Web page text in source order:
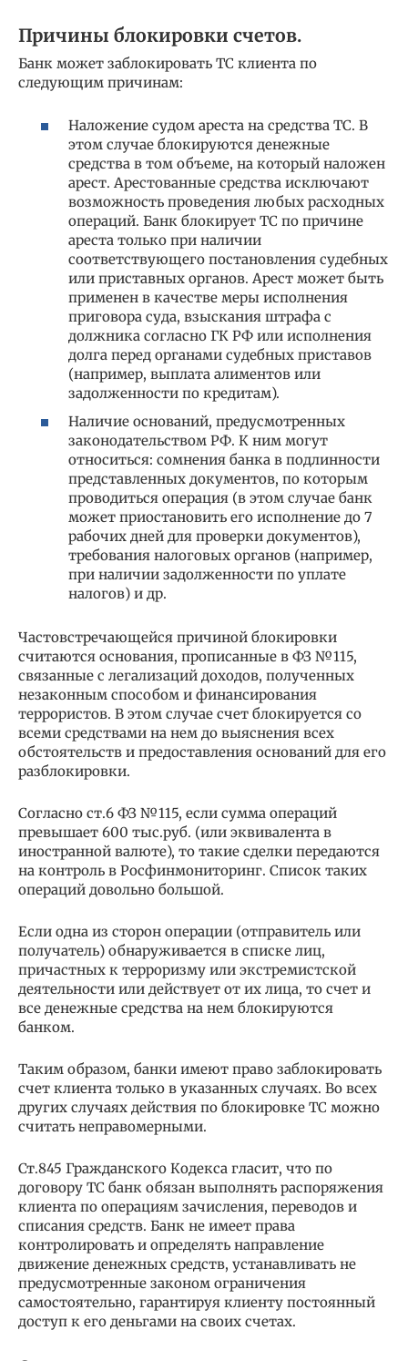
Причины блокировки счетов.
Банк может заблокировать ТС клиента по
следующим причинам:
Наложение судом ареста на средства ТС. В
этом случае блокируются денежные
средства в том объеме, на который наложен
арест. Арестованные средства исключают
возможность проведения любых расходных
операций. Банк блокирует ТС по причине
ареста только при наличии
соответствующего постановления судебных
или приставных органов. Арест может быть
применен в качестве меры исполнения
приговора суда, взыскания штрафа с
должника согласно ГК РФ или исполнения
долга перед органами судебных приставов
(например, выплата алиментов или
задолженности по кредитам).
Наличие оснований, предусмотренных
законодательством РФ. К ним могут
относиться: сомнения банка в подлинности
представленных документов, по которым
проводиться операция (в этом случае банк
может приостановить его исполнение до 7
рабочих дней для проверки документов),
требования налоговых органов (например,
при наличии задолженности по уплате
налогов) и др.
Частовстречающейся причиной блокировки
считаются основания, прописанные в ФЗ №115,
связанные с легализаций доходов, полученных
незаконным способом и финансирования
террористов. В этом случае счет блокируется со
всеми средствами на нем до выяснения всех
обстоятельств и предоставления оснований для его
разблокировки.
Согласно ст.6 ФЗ №115, если сумма операций
превышает 600 тыс.руб. (или эквивалента в
иностранной валюте), то такие сделки передаются
на контроль в Росфинмониторинг. Список таких
операций довольно большой.
Если одна из сторон операции (отправитель или
получатель) обнаруживается в списке лиц,
причастных к терроризму или экстремистской
деятельности или действует от их лица, то счет и
все денежные средства на нем блокируются
банком.
Таким образом, банки имеют право заблокировать
счет клиента только в указанных случаях. Во всех
других случаях действия по блокировке ТС можно
считать неправомерными.
Ст.845 Гражданского Кодекса гласит, что по
договору ТС банк обязан выполнять распоряжения
клиента по операциям зачисления, переводов и
списания средств. Банк не имеет права
контролировать и определять направление
движение денежных средств, устанавливать не
предусмотренные законом ограничения
самостоятельно, гарантируя клиенту постоянный
доступ к его деньгами на своих счетах.